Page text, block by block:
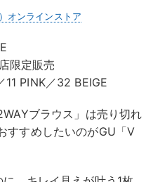
オンラインストア
限定販売
PINK／32 BEIGE
ブラウス」は売り切れ
すすめしたいのがGU「V